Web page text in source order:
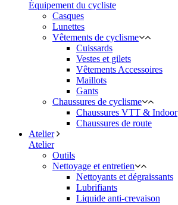
Équipement du cycliste
Casques
Lunettes
Vêtements de cyclisme
Cuissards
Vestes et gilets
Vêtements Accessoires
Maillots
Gants
Chaussures de cyclisme
Chaussures VTT & Indoor
Chaussures de route
Atelier
Atelier
Outils
Nettoyage et entretien
Nettoyants et dégraissants
Lubrifiants
Liquide anti-crevaison